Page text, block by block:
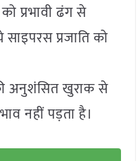
प्रभावी ढंग से
प्रजाति को
अनुशंसित खुराक से
नहीं पड़ता है।